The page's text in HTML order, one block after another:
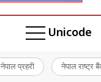
Unicode
नेपाल प्रहरी नेपाल राष्ट्र